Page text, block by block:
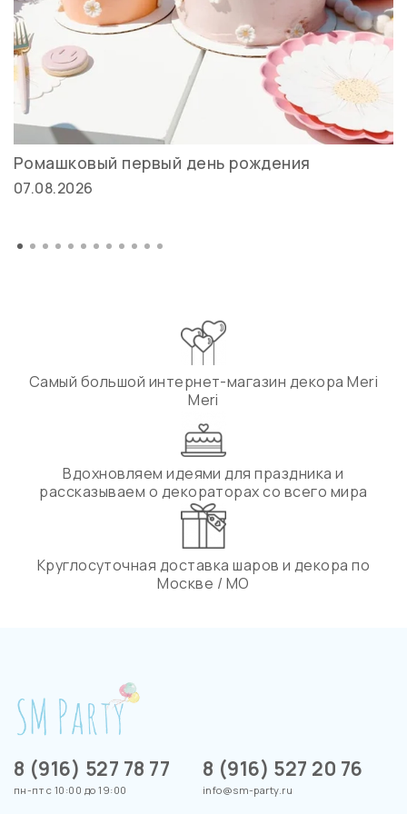
Ромашковый первый день рождения
07.08.2026
Самый большой интернет-магазин декора Meri
Meri
Вдохновляем идеями для праздника и
рассказываем о декораторах со всего мира
Круглосуточная доставка шаров и декора по
Москве / МО
8 (916) 527 78 77
пн-пт с 10:00 до 19:00
8 (916) 527 20 76
info@sm-party.ru